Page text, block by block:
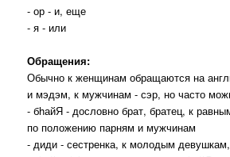
- ор - и, еще
- я - или
Обращения:
Обычно к женщинам обращаются на
и мэдэм, к мужчинам - сэр, но часто
- бhайЯ - дословно брат, братец, к
по положению парням и мужчинам
- диди - сестренка, к молодым девушкам,